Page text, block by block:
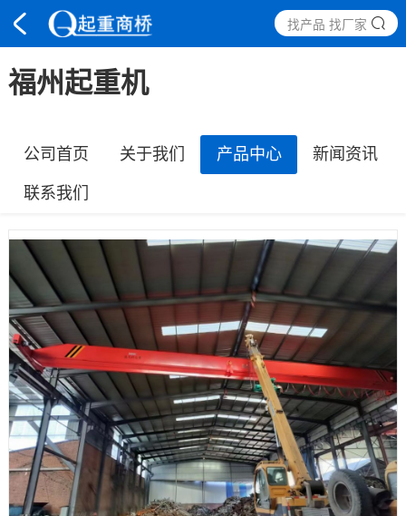
找产品 找厂家
福州起重机
公司首页 关于我们 产品中心 新闻资讯
联系我们